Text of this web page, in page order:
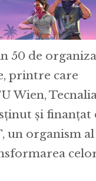
50 de
printre care
Wien,
și finanțat
un organism al